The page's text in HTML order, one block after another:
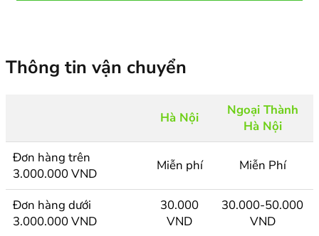
Thông tin vận chuyển
Hà Nội
Ngoại Thành
Hà Nội
Đơn hàng trên
3.000.000 VND
Miễn phí Miễn Phí
Đơn hàng dưới
3.000.000 VND
30.000
VND
30.000-50.000
VND